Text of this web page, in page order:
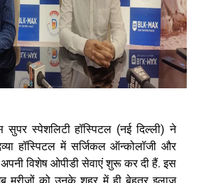
सुपर स्पेशलिटी हॉस्पिटल (नई दिल्ली)ने
हॉस्पिटल में सर्जिकल ऑन्कोलॉजी और
अपनी विशेष ओपीडी सेवाएं शुरू कर दी हैं.इस
मरीजों को उनके शहर में ही बेहतर इलाज